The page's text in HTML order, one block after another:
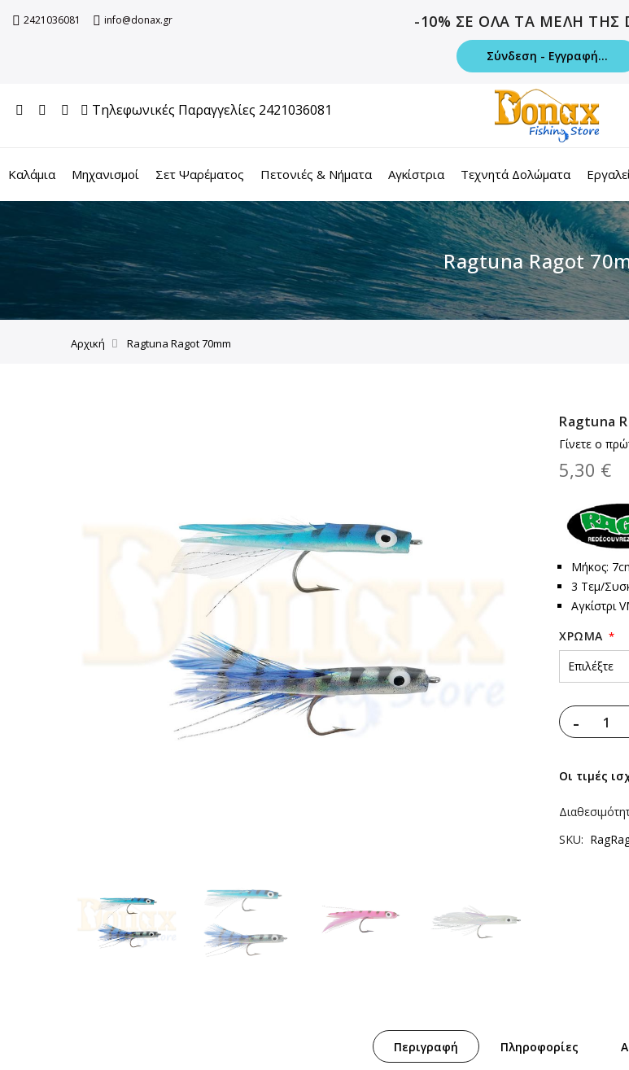
2421036081 info@donax.gr -10% ΣΕ ΟΛΑ ΤΑ ΜΕΛΗ ΤΗΣ
Σύνδεση - Εγγραφή...
Τηλεφωνικές Παραγγελίες 2421036081
Καλάμια Μηχανισμοί Σετ Ψαρέματος Πετονιές & Νήματα Αγκίστρια Τεχνητά Δολώματα
Ragtuna Ragot
Αρχική Ragtuna Ragot 70mm
Ragtuna
Γίνετε ο
5,30 €
Μήκος:
3 Τεμ/
Αγκίστρι
XΡΏΜΑ
-
Οι τιμές
SKU
Περιγραφή Πληροφορίες